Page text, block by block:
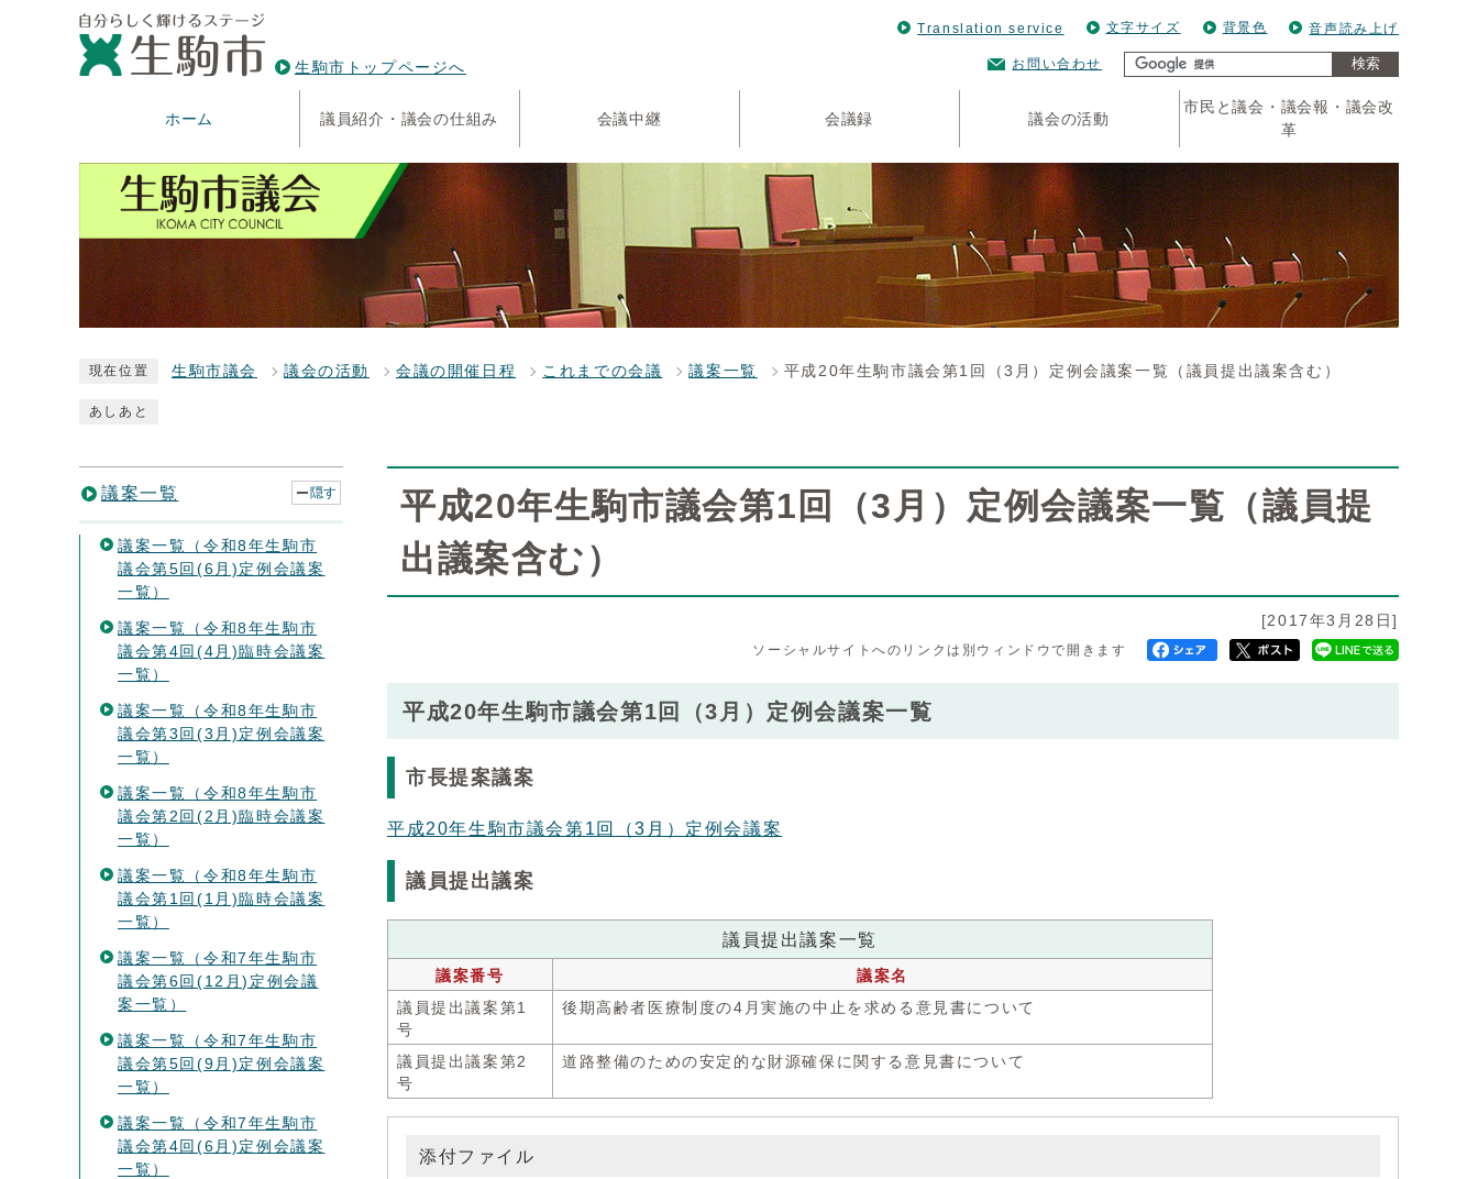
生駒市トップページへ
Translation service 文字サイズ 背景色 音声読み上げ
お問い合わせ 検索
ホーム 議員紹介・議会の仕組み 会議中継 会議録 議会の活動
市民と議会・議会報・議会改
革
現在位置 生駒市議会 議会の活動 会議の開催日程 これまでの会議 議案一覧 平成20年生駒市議会第1回（3月）定例会議案一覧（議員提出議案含む）
あしあと
平成20年生駒市議会第1回（3月）定例会議案一覧（議員提
出議案含む）
[2017年3月28日]
ソーシャルサイトへのリンクは別ウィンドウで開きます
平成20年生駒市議会第1回（3月）定例会議案一覧
市長提案議案
平成20年生駒市議会第1回（3月）定例会議案
議員提出議案
議員提出議案一覧
議案番号
議案名
議員提出議案第1
号
後期高齢者医療制度の4月実施の中止を求める意見書について
議員提出議案第2
号
道路整備のための安定的な財源確保に関する意見書について
添付ファイル
議案一覧 隠す
議案一覧（令和8年生駒市
議会第5回(6月)定例会議案
一覧）
議案一覧（令和8年生駒市
議会第4回(4月)臨時会議案
一覧）
議案一覧（令和8年生駒市
議会第3回(3月)定例会議案
一覧）
議案一覧（令和8年生駒市
議会第2回(2月)臨時会議案
一覧）
議案一覧（令和8年生駒市
議会第1回(1月)臨時会議案
一覧）
議案一覧（令和7年生駒市
議会第6回(12月)定例会議
案一覧）
議案一覧（令和7年生駒市
議会第5回(9月)定例会議案
一覧）
議案一覧（令和7年生駒市
議会第4回(6月)定例会議案
一覧）